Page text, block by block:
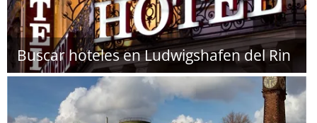
Buscar hoteles en Ludwigshafen del Rin